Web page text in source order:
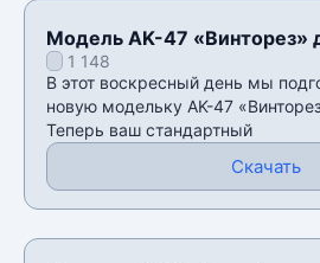
Модель AK-47 «Винторез»
1 148
В этот воскресный день мы
новую модельку AK-47
Теперь ваш стандартный
Скачать